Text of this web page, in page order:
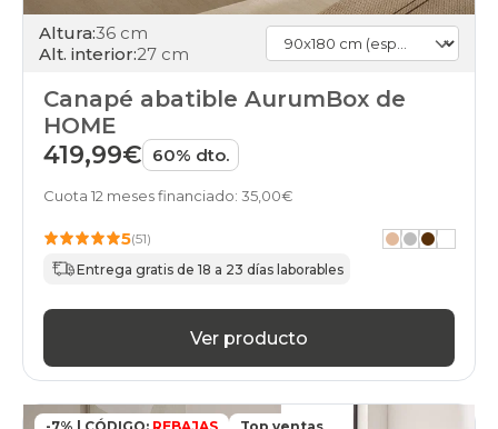
Altura:36 cm
Alt. interior:27 cm
Canapé abatible AurumBox de
HOME
419,99€ 60% dto.
Cuota 12 meses financiado: 35,00€
5(51)
Entrega gratis de 18 a 23 días laborables
Ver producto